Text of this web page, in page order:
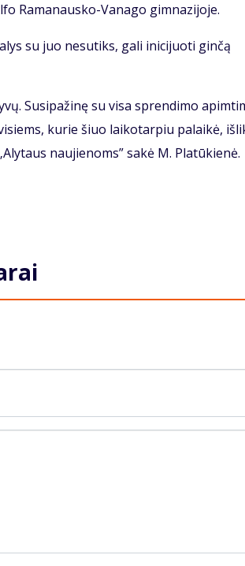
Ramanausko-Vanago gimnazijoje.
su juo nesutiks, gali inicijuoti ginčą
Susipažinę su visa sprendimo
kurie šiuo laikotarpiu palaikė,
naujienoms” sakė M. Platūkienė.